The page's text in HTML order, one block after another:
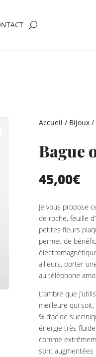
Accueil / Bijoux/
Bague
45,00€
Je vous propose
de roche, feuille
petites fleurs
permet de
ailleurs, porter
au téléphone
L’ambre que
meilleure qui
% d’acide
énergie très
comme
sont augmentées